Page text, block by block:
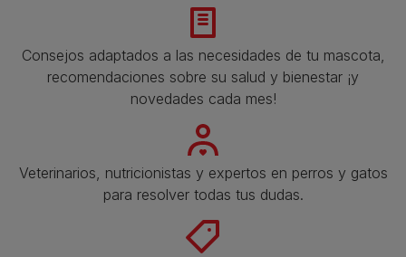
Consejos adaptados a las necesidades de tu mascota,
recomendaciones sobre su salud y bienestar ¡y
novedades cada mes!
Veterinarios, nutricionistas y expertos en perros y gatos
para resolver todas tus dudas.​